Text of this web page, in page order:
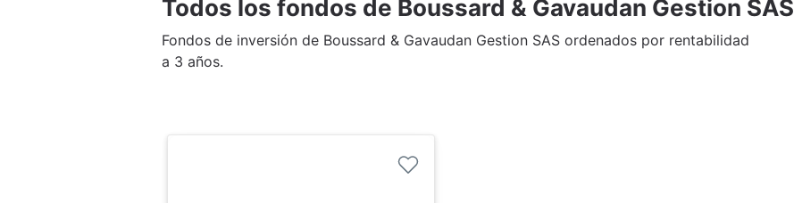
Todos los fondos de Boussard & Gavaudan Gestion SAS
Fondos de inversión de Boussard & Gavaudan Gestion SAS ordenados por rentabilidad
a 3 años.